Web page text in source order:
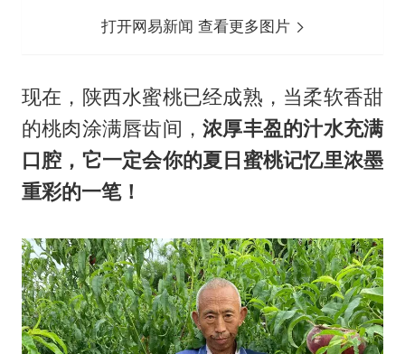
打开网易新闻 查看更多图片
现在，陕西水蜜桃已经成熟，当柔软香甜
的桃肉涂满唇齿间，浓厚丰盈的汁水充满
口腔，它一定会你的夏日蜜桃记忆里浓墨
重彩的一笔！